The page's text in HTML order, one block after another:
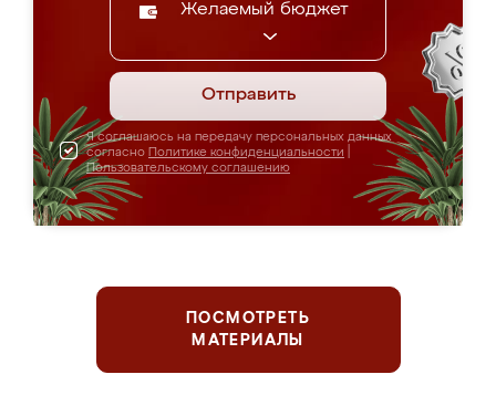
Желаемый бюджет
Отправить
Я соглашаюсь на передачу персональных данных
согласно Политике конфиденциальности
Пользовательскому соглашению
ПОСМОТРЕТЬ
МАТЕРИАЛЫ